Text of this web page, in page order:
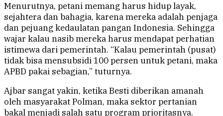
Menurutnya, petani memang harus hidup layak,
sejahtera dan bahagia, karena mereka adalah penjaga
dan pejuang kedaulatan pangan Indonesia. Sehingga
wajar kalau nasib mereka harus mendapat perhatian
istimewa dari pemerintah. “Kalau pemerintah (pusat)
tidak bisa mensubsidi 100 persen untuk petani, maka
APBD pakai sebagian,” tuturnya.
Ajbar sangat yakin, ketika Besti diberikan amanah
oleh masyarakat Polman, maka sektor pertanian
bakal menjadi salah satu program prioritasnya.